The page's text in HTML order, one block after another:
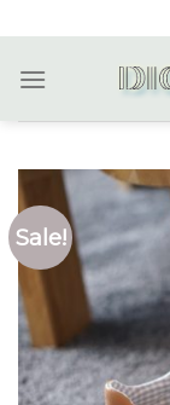
to
content
Sale!